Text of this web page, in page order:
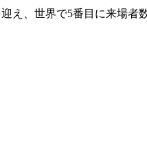
え、世界で5番目に来場